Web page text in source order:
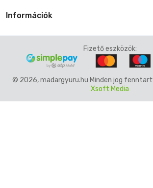
Információk
Fizető eszközök:
© 2026, madargyuru.hu Minden jog
Xsoft Media